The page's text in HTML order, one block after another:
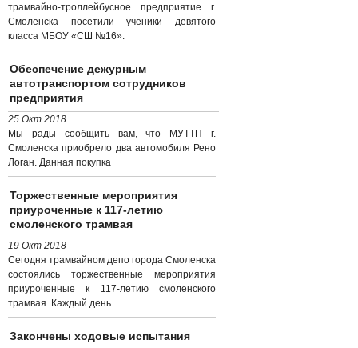
трамвайно-троллейбусное предприятие г.
Смоленска посетили ученики девятого
класса МБОУ «СШ №16».
Обеспечение дежурным
автотранспортом сотрудников
предприятия
25 Окт 2018
Мы рады сообщить вам, что МУТТП г.
Смоленска приобрело два автомобиля Рено
Логан. Данная покупка
Торжественные мероприятия
приуроченные к 117-летию
смоленского трамвая
19 Окт 2018
Сегодня трамвайном депо города Смоленска
состоялись торжественные мероприятия
приуроченные к 117-летию смоленского
трамвая. Каждый день
Закончены ходовые испытания